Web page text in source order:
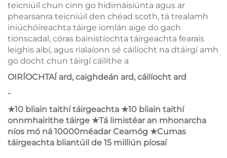
teicniúil chun cinn go hidirnáisiúnta agus ar
phearsanra teicniúil den chéad scoth, tá trealamh
iniúchóireachta táirge iomlán aige do gach
tionscadal, córas bainistíochta táirgeachta fearais
leighis aibí, agus rialaíonn sé cáilíocht na dtáirgí amh
go docht chun táirgí cáilithe a
OIRÍOCHTAÍ ard, caighdeán ard, cáilíocht ard
-
★10 bliain taithí táirgeachta ★10 bliain taithí
onnmhairithe táirge ★Tá limistéar an mhonarcha
níos mó ná 10000méadar Cearnóg ★Cumas
táirgeachta bliantúil de 15 milliún píosaí